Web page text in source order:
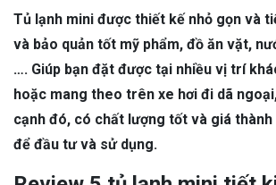
Tủ lạnh mini được thiết kế nhỏ gọn và
và bảo quản tốt mỹ phẩm, đồ ăn vặt,
…. Giúp bạn đặt được tại nhiều vị trí
hoặc mang theo trên xe hơi đi dã
cạnh đó, có chất lượng tốt và giá
để đầu tư và sử dụng.